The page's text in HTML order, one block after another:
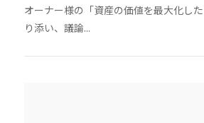
オーナー様の「資産の価値を最大化し
り添い、議論...